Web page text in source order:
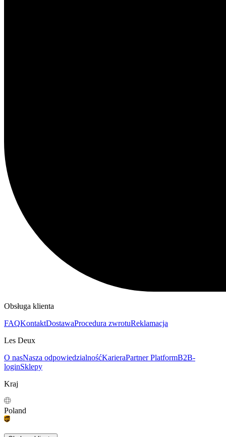
Obsługa klienta
FAQKontaktDostawaProcedura zwrotuReklamacja
Les Deux
O nasNasza odpowiedzialnośćKarieraPartner PlatformB2B-
loginSklepy
Kraj
Poland